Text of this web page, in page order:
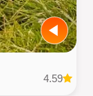
4.59